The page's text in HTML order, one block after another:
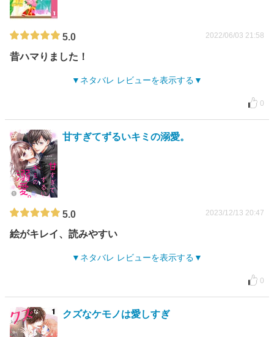
5.0 2022/06/03 21:58
昔ハマりました！
ネタバレ レビューを表示する
0
甘すぎてずるいキミの溺愛。
5.0 2023/12/13 20:47
絵がキレイ、読みやすい
ネタバレ レビューを表示する
0
クズなケモノは愛しすぎ